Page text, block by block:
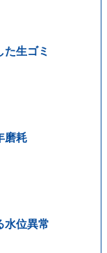
た生ゴミ
磨耗
水位異常